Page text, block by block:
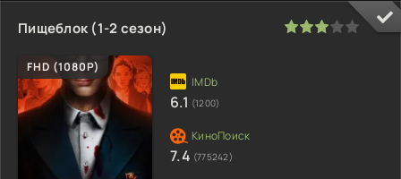
Пищеблок (1-2 сезон)
FHD (1080P)
6.1 (1200)
7.4 (775242)
60